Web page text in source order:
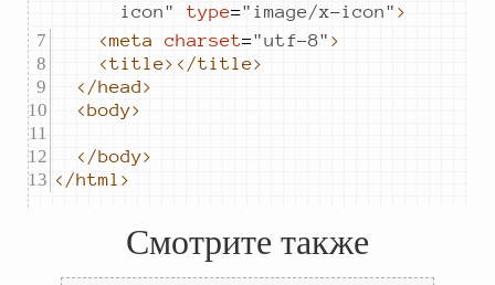
icon" type=" image/x-icon" >
<meta
charset="utf-8" >
<title></title>
</head>
<body>
</body>
</html>
Смотрите также